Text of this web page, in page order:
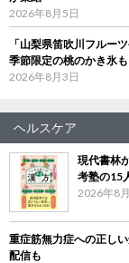
2026年8月5日
「山梨県笛吹川フルー
季節限定の桃のかき氷も
2026年8月3日
ヘルスケア
現代書林
考塾の15
2026年8
重症筋無力症への正し
配信も